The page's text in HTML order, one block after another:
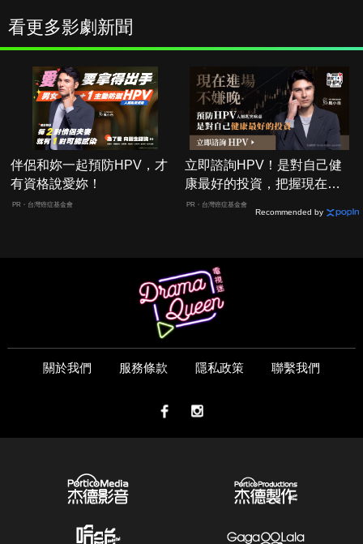
看更多影劇新聞
伴侶和妳一起預防HPV，才
有資格說愛妳！
PR・台灣癌症基金會
立即諮詢HPV！是對自己健
康最好的投資，把握現在不
嫌晚！
PR・台灣癌症基金會
Recommended by
關於我們 服務條款 隱私政策 聯繫我們